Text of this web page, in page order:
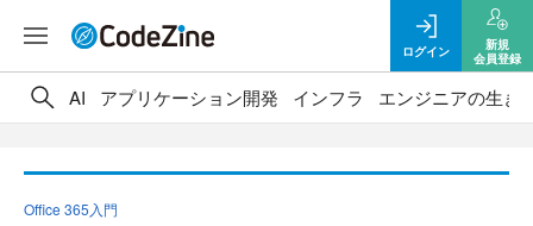
ログイン
新規
会員登録
AI アプリケーション開発 インフラ エンジニアの生き
Office 365入門